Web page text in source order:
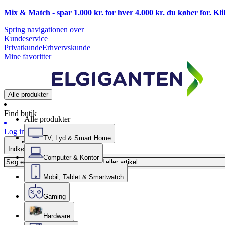
Mix & Match - spar 1.000 kr. for hver 4.000 kr. du køber for.
Spring navigationen over
Kundeservice
PrivatkundeErhvervskunde
Mine favoritter
Alle produkter
Find butik
Log ind
Indkøbskurv
Alle produkter
TV, Lyd & Smart Home
Computer & Kontor
Mobil, Tablet & Smartwatch
Gaming
Hardware